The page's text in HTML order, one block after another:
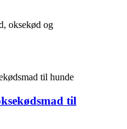
oksekød og
til